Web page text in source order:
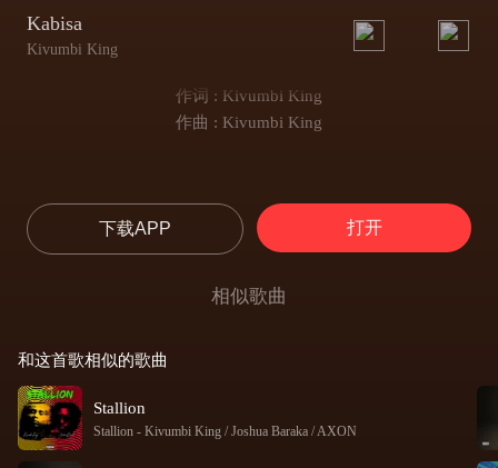
Kabisa
Kivumbi King
作词 : Kivumbi King
作曲 : Kivumbi King
下载APP 打开
相似歌曲
和这首歌相似的歌曲
Stallion
Stallion - Kivumbi King / Joshua Baraka / AXON